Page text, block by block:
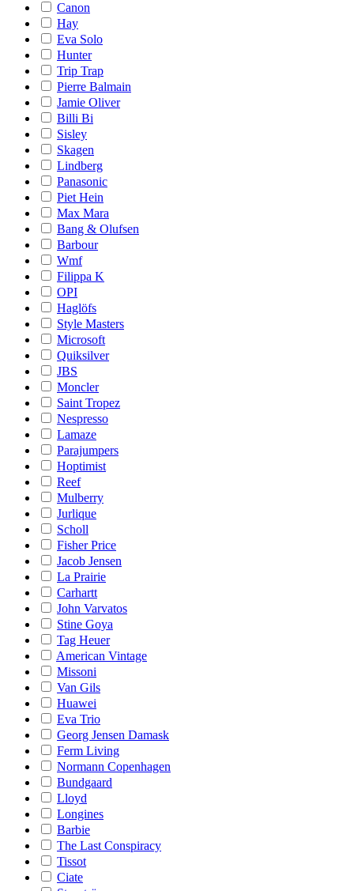
Canon
Hay
Eva Solo
Hunter
Trip Trap
Pierre Balmain
Jamie Oliver
Billi Bi
Sisley
Skagen
Lindberg
Panasonic
Piet Hein
Max Mara
Bang & Olufsen
Barbour
Wmf
Filippa K
OPI
Haglöfs
Style Masters
Microsoft
Quiksilver
JBS
Moncler
Saint Tropez
Nespresso
Lamaze
Parajumpers
Hoptimist
Reef
Mulberry
Jurlique
Scholl
Fisher Price
Jacob Jensen
La Prairie
Carhartt
John Varvatos
Stine Goya
Tag Heuer
American Vintage
Missoni
Van Gils
Huawei
Eva Trio
Georg Jensen Damask
Ferm Living
Normann Copenhagen
Bundgaard
Lloyd
Longines
Barbie
The Last Conspiracy
Tissot
Ciate